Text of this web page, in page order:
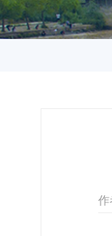
作